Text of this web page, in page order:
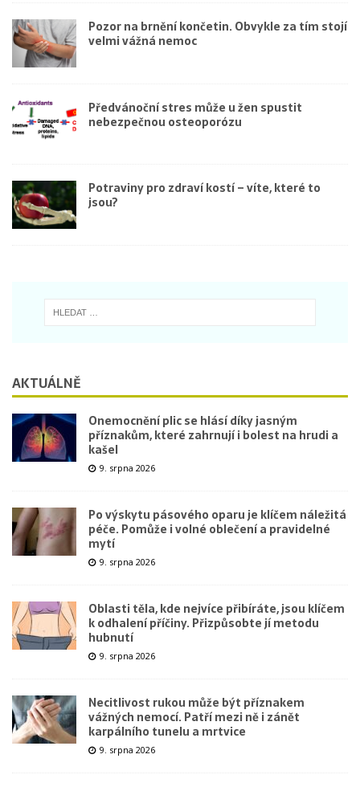
Pozor na brnění končetin. Obvykle za tím stojí
velmi vážná nemoc
Předvánoční stres může u žen spustit
nebezpečnou osteoporózu
Potraviny pro zdraví kostí – víte, které to
jsou?
AKTUÁLNĚ
Onemocnění plic se hlásí díky jasným
příznakům, které zahrnují i bolest na hrudi a
kašel
9. srpna 2026
Po výskytu pásového oparu je klíčem náležitá
péče. Pomůže i volné oblečení a pravidelné
mytí
9. srpna 2026
Oblasti těla, kde nejvíce přibíráte, jsou klíčem
k odhalení příčiny. Přizpůsobte jí metodu
hubnutí
9. srpna 2026
Necitlivost rukou může být příznakem
vážných nemocí. Patří mezi ně i zánět
karpálního tunelu a mrtvice
9. srpna 2026